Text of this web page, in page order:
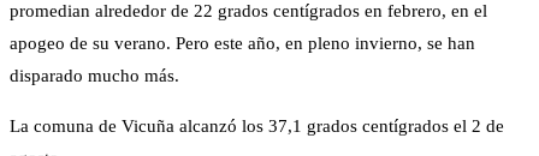
promedian alrededor de 22 grados centígrados en febrero, en el
apogeo de su verano. Pero este año, en pleno invierno, se han
disparado mucho más.
La comuna de Vicuña alcanzó los 37,1 grados centígrados el 2 de